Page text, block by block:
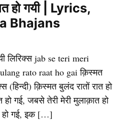
हो गयी | Lyrics,
Bhajans
लिरिक्स jab se teri meri
rato raat ho gai क़िस्मत
(हिन्दी) क़िस्मत बुलंद रातों रात हो
गई, जबसे तेरी मेरी मुलाक़ात हो
हो गई, इक […]